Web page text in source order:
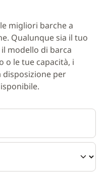
migliori barche a
Qualunque sia il tuo
modello di barca
o le tue capacità, i
per